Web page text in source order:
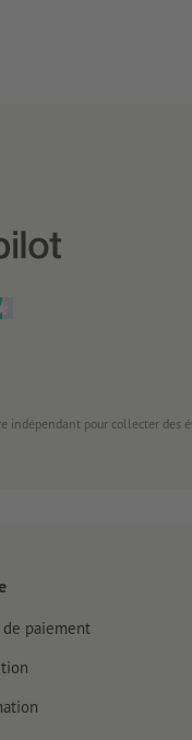
indépendant pour collecter des
de paiement